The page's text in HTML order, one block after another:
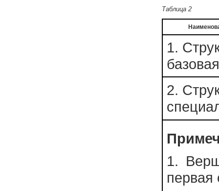
Таблица 2
1.
базовая
2.
1.
первая